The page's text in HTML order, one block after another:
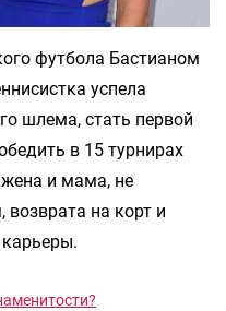
футбола Бастианом
успела
шлема, стать первой
в 15 турнирах
жена и мама, не
на корт и